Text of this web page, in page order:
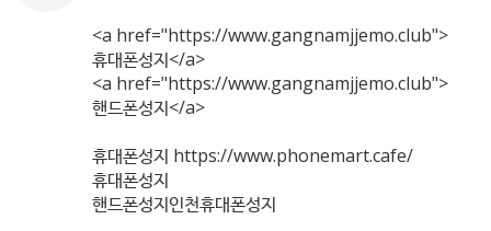
<a href="https://www.gangnamjjemo.club">
휴대폰성지</a>
<a href="https://www.gangnamjjemo.club">
핸드폰성지</a>
휴대폰성지 https://www.phonemart.cafe/
휴대폰성지
핸드폰성지인천휴대폰성지